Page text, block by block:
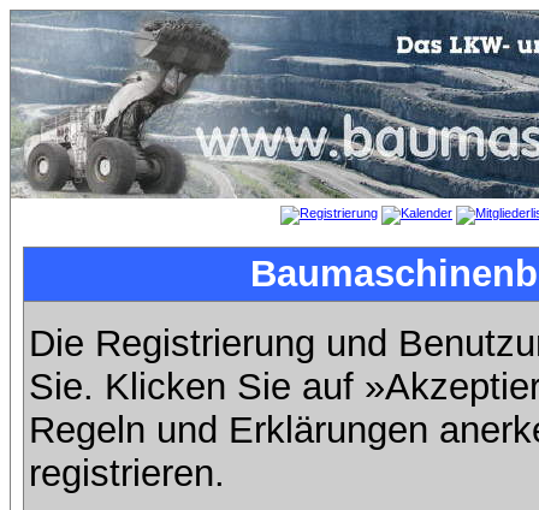
Die Registrierung und
Sie. Klicken Sie auf
Regeln und Erklärungen
registrieren.